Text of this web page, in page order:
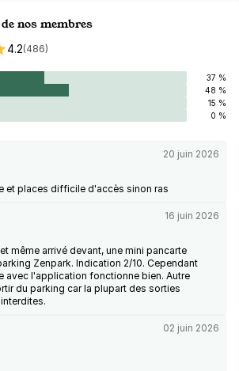
nos membres
4.2(486)
37 %
48 %
15 %
0 %
20 juin 2026
et places difficile d'accès sinon ras
16 juin 2026
même arrivé devant, une mini pancarte
Zenpark. Indication 2/10. Cependant
avec l'application fonctionne bien. Autre
du parking car la plupart des sorties
02 juin 2026